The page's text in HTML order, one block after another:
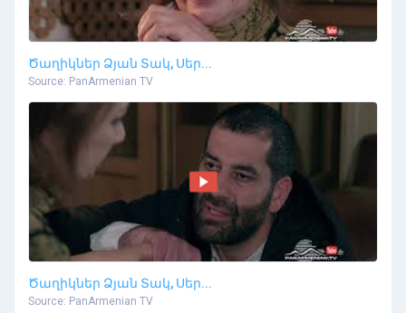
Ծաղիկներ Ձյան Տակ, Սեր...
Source: PanArmenian TV
Ծաղիկներ Ձյան Տակ, Սեր...
Source: PanArmenian TV